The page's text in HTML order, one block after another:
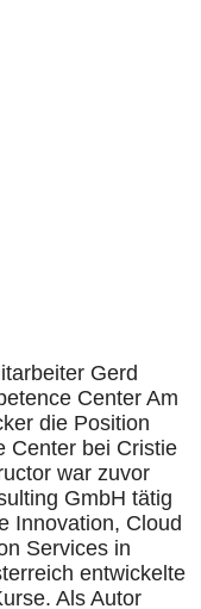
Gerd
Center Am
die Position
Center bei Cristie
war zuvor
GmbH tätig
Innovation, Cloud
Services in
entwickelte
Als Autor